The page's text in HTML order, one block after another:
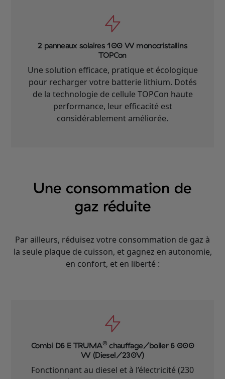
2 panneaux solaires 100 W monocristallins
TOPCon
Une solution efficace, pratique et écologique
pour recharger votre batterie lithium. Dotés
de la technologie de cellule TOPCon haute
performance, leur efficacité est
considérablement améliorée.
Une consommation de
gaz réduite
Par ailleurs, réduisez votre consommation de gaz à
la seule plaque de cuisson, et gagnez en autonomie,
en confort, et en liberté :
Combi D6 E TRUMA®chauffage/boiler 6 000
W (Diesel/230V)
Fonctionnant au diesel et à l’électricité (230